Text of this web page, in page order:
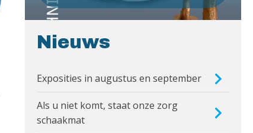
Nieuws
Exposities in augustus en september
Als u niet komt, staat onze zorg
schaakmat